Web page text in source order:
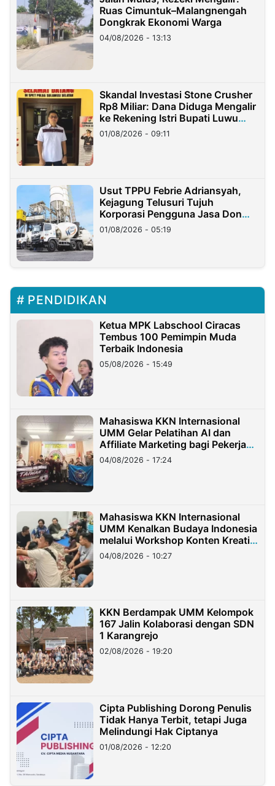
Ruas Cimuntuk–Malangnengah
Dongkrak Ekonomi Warga
04/08/2026 - 13:13
Skandal Investasi Stone Crusher
Rp8 Miliar: Dana Diduga Mengalir
ke Rekening Istri Bupati Luwu
Timur
01/08/2026 - 09:11
Usut TPPU Febrie Adriansyah,
Kejagung Telusuri Tujuh
Korporasi Pengguna Jasa Don
Ritto
01/08/2026 - 05:19
PENDIDIKAN
Ketua MPK Labschool Ciracas
Tembus 100 Pemimpin Muda
Terbaik Indonesia
05/08/2026 - 15:49
Mahasiswa KKN Internasional
UMM Gelar Pelatihan AI dan
Affiliate Marketing bagi Pekerja
Migran Indonesia di Taiwan
04/08/2026 - 17:24
Mahasiswa KKN Internasional
UMM Kenalkan Budaya Indonesia
melalui Workshop Konten Kreatif
di Taiwan
04/08/2026 - 10:27
KKN Berdampak UMM Kelompok
167 Jalin Kolaborasi dengan SDN
1 Karangrejo
02/08/2026 - 19:20
Cipta Publishing Dorong Penulis
Tidak Hanya Terbit, tetapi Juga
Melindungi Hak Ciptanya
01/08/2026 - 12:20